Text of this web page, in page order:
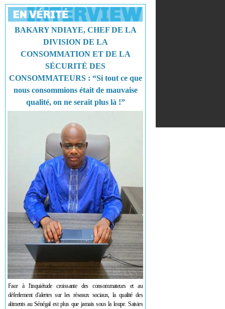
BAKARY NDIAYE, CHEF DE LA
DIVISION DE LA
CONSOMMATION ET DE LA
SÉCURITÉ DES
CONSOMMATEURS : “Si tout ce que
nous consommions était de mauvaise
qualité, on ne serait plus là !”
Face à l'inquiétude croissante des consommateurs et au
déferlement d'alertes sur les réseaux sociaux, la qualité des
aliments au Sénégal est plus que jamais sous la loupe. Saisies